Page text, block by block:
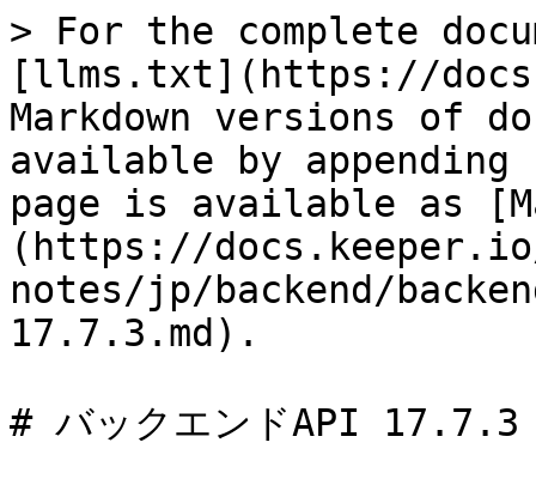
> For the complete
[llms.txt](https://
Markdown versions of
available by
page is available as
(https://
notes/jp/backend/
17.7.3.md).
# バックエンドAPI 17.7.3